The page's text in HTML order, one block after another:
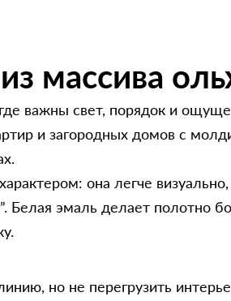
массива
важны свет, порядок и
и загородных домов с
она легче
Белая эмаль делает полотно
но не перегрузить